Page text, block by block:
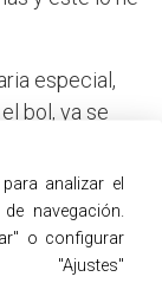
especial,
bol, ya se
cualquiera lo
hecho panes
analizar el
navegación.
o configurar